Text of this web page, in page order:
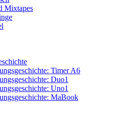
Mixtapes
Timer A6
Duo1
Uno1
MaBook